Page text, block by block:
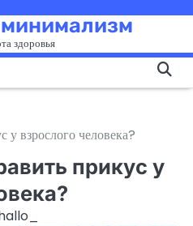
здоровья
взрослого человека?
прикус у